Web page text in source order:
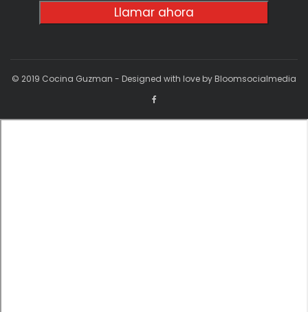
Llamar ahora
© 2019 Cocina Guzman - Designed with love by Bloomsocialmedia